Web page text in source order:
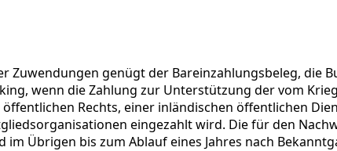
Zuwendungen genügt der Bareinzahlungsbeleg, die
wenn die Zahlung zur Unterstützung der vom
Rechts, einer inländischen öffentlichen
eingezahlt wird. Die für den
Übrigen bis zum Ablauf eines Jahres nach